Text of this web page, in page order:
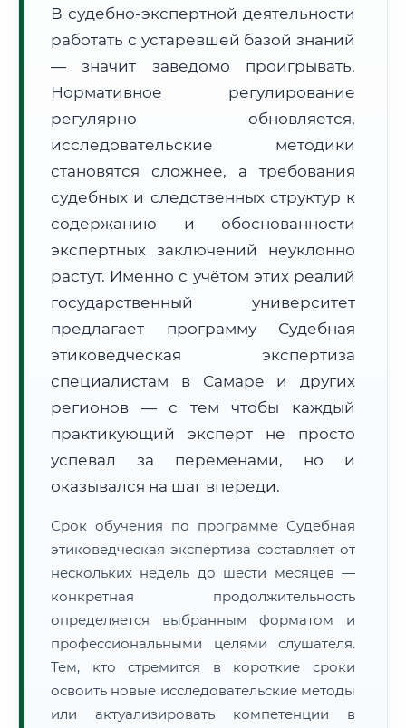
Формат учебы:
Дистанционно
🗺️ Зона обслуживания: г. Самара
Расчет логистики оригиналов:
• Маршрут транзита: ~2 127 км
• Экспресс-доставка СДЭК / Почтой:
3–5 рабочих дней
📜 Документы и аккредитация ФИС ФРДО
🔍Нажмите на документ для увеличения и просмотра
В судебно-экспертной деятельности
работать с устаревшей базой знаний
— значит заведомо проигрывать.
Нормативное регулирование
регулярно обновляется,
исследовательские методики
становятся сложнее, а требования
судебных и следственных структур к
содержанию и обоснованности
экспертных заключений неуклонно
растут. Именно с учётом этих реалий
государственный университет
предлагает программу Судебная
этиковедческая экспертиза
специалистам в Самаре и других
регионов — с тем чтобы каждый
практикующий эксперт не просто
успевал за переменами, но и
оказывался на шаг впереди.
Срок обучения по программе Судебная
этиковедческая экспертиза составляет от
нескольких недель до шести месяцев —
конкретная продолжительность
определяется выбранным форматом и
профессиональными целями слушателя.
Тем, кто стремится в короткие сроки
освоить новые исследовательские методы
или актуализировать компетенции в